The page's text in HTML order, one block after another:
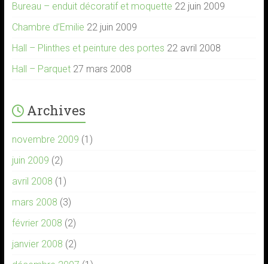
Bureau – enduit décoratif et moquette 22 juin 2009
Chambre d’Emilie 22 juin 2009
Hall – Plinthes et peinture des portes 22 avril 2008
Hall – Parquet 27 mars 2008
Archives
novembre 2009 (1)
juin 2009 (2)
avril 2008 (1)
mars 2008 (3)
février 2008 (2)
janvier 2008 (2)